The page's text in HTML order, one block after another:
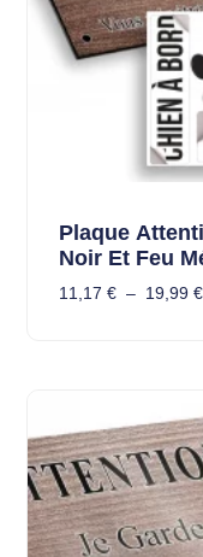
Plaque
Noir Et Feu
11,17 € – 19,99 €